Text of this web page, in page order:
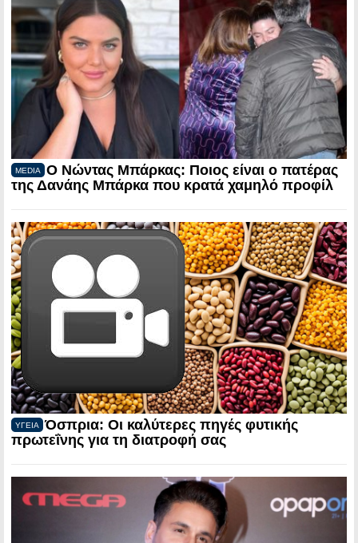
MEDIA
Ο Νώντας Μπάρκας: Ποιος είναι ο πατέρας
της Δανάης Μπάρκα που κρατά χαμηλό προφίλ
ΥΓΕΙΑ
Όσπρια: Οι καλύτερες πηγές φυτικής
πρωτεΐνης για τη διατροφή σας